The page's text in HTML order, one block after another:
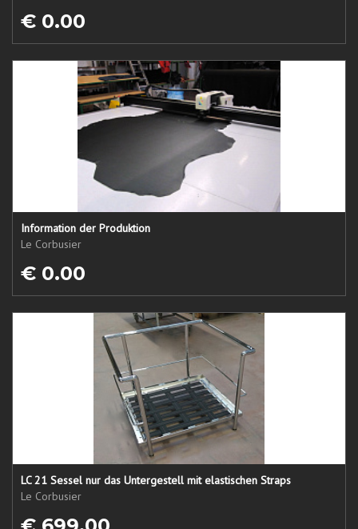
€ 0.00
Information der Produktion
Le Corbusier
€ 0.00
LC 21 Sessel nur das Untergestell mit elastischen Straps
Le Corbusier